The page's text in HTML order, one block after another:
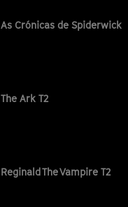
As Crónicas de Spiderwick
The Ark T2
Reginald The Vampire T2